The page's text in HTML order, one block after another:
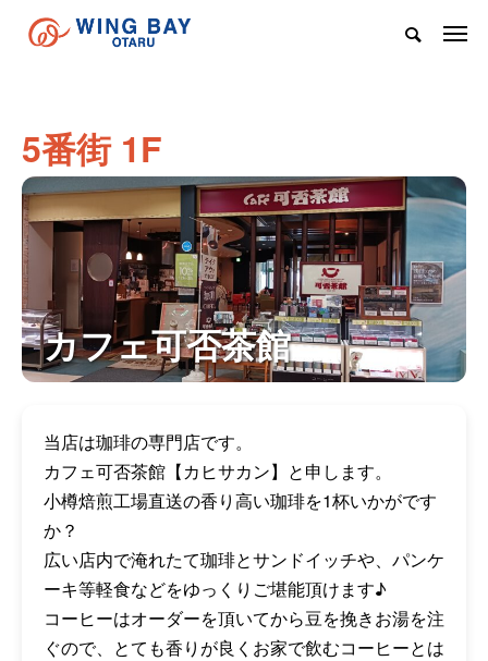
5番街 1F
カフェ可否茶館
当店は珈琲の専門店です。
カフェ可否茶館【カヒサカン】と申します。
小樽焙煎工場直送の香り高い珈琲を1杯いかがです
か？
広い店内で淹れたて珈琲とサンドイッチや、パンケ
ーキ等軽食などをゆっくりご堪能頂けます♪
コーヒーはオーダーを頂いてから豆を挽きお湯を注
ぐので、とても香りが良くお家で飲むコーヒーとは